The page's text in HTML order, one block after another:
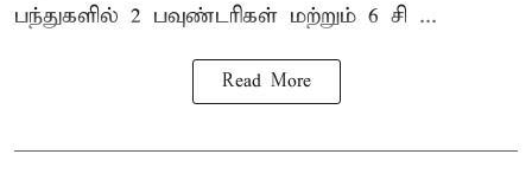
பந்துகளில் 2 பவுண்டரிகள் மற்றும் 6 சி ...
Read More